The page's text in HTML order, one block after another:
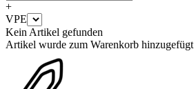
+
VPE
Kein Artikel gefunden
Artikel wurde zum Warenkorb hinzugefügt